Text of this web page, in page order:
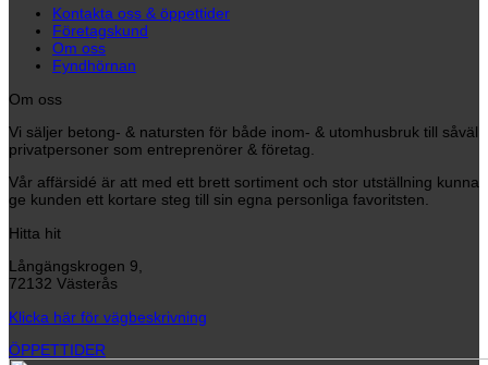
Kontakta oss & öppettider
Företagskund
Om oss
Fyndhörnan
Om oss
Vi säljer betong- & natursten för både inom- & utomhusbruk till såväl
privatpersoner som entreprenörer & företag.
Vår affärsidé är att med ett brett sortiment och stor utställning kunna
ge kunden ett kortare steg till sin egna personliga favoritsten.
Hitta hit
Långängskrogen 9,
72132 Västerås
Klicka här för vägbeskrivning
ÖPPETTIDER